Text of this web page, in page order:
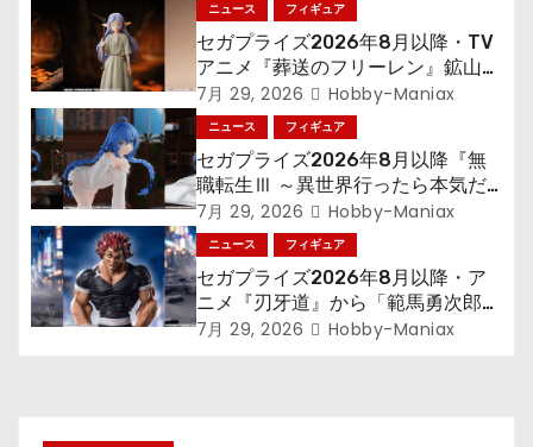
シ
ョ
ン
ニュース フィギュア
セガプライズ2026年8月以降・TV
アニメ『葬送のフリーレン』鉱山で
300年働くことになっっちゃった
「フリーレン」を立体化！
7月 29, 2026 Hobby-Maniax
ニュース フィギュア
セガプライズ2026年8月以降『無
職転生Ⅲ ～異世界行ったら本気だ
す～』から「ロキシー」のフィギュ
アが登場！
7月 29, 2026 Hobby-Maniax
ニュース フィギュア
セガプライズ2026年8月以降・ア
ニメ『刃牙道』から「範馬勇次郎」
が登場ッッ!!
7月 29, 2026 Hobby-Maniax